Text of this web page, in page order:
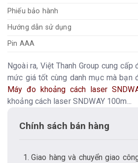
Phiếu bảo hành
Hướng dẫn sử dụng
Pin AAA
Ngoài ra, Việt Thanh Group cung
mức giá tốt cùng danh mục mà bạn
Máy đo khoảng cách laser
khoảng cách laser SNDWAY 100m...
Chính sách bán hàng
Giao hàng và chuyển giao